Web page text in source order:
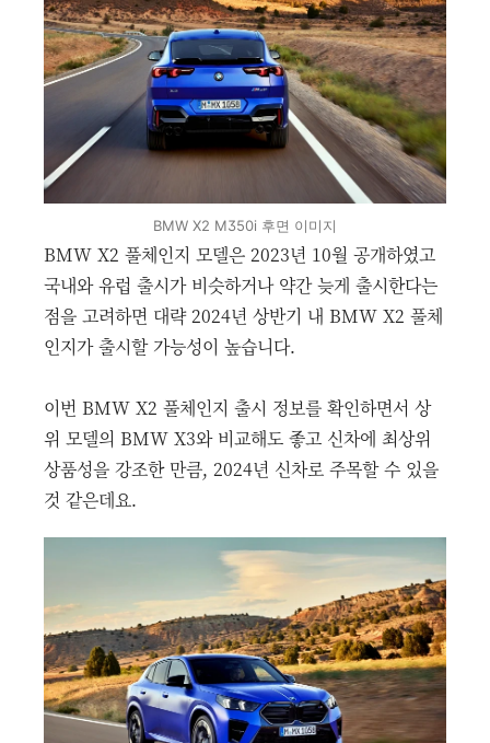
BMW X2 M350i 후면 이미지
BMW X2 풀체인지 모델은 2023년 10월 공개하였고
국내와 유럽 출시가 비슷하거나 약간 늦게 출시한다는
점을 고려하면 대략 2024년 상반기 내 BMW X2 풀체
인지가 출시할 가능성이 높습니다.
이번 BMW X2 풀체인지 출시 정보를 확인하면서 상
위 모델의 BMW X3와 비교해도 좋고 신차에 최상위
상품성을 강조한 만큼, 2024년 신차로 주목할 수 있을
것 같은데요.